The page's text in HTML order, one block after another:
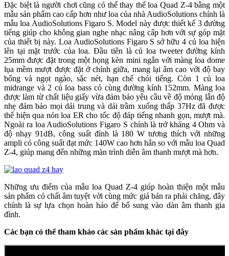
Đặc biệt là người chơi cũng có thể thay thế loa Quad Z-4 bằng một
mẫu sản phẩm cao cấp hơn như loa của nhà AudioSolutions chính là
mẫu loa AudioSolutions Figaro S. Model này được thiết kế 3 đường
tiếng giúp cho không gian nghe nhạc nâng cấp hơn với sự góp mặt
của thiết bị này. Loa AudioSolutions Figaro S sở hữu 4 củ loa hiện
lên tại mặt trước của loa. Đầu tiên là củ loa tweeter đường kính
25mm được đặt trong một họng kèn mini ngắn với màng loa dome
lụa mềm mượt được đặt ở chính giữa, mang lại âm cao với độ bay
bổng và ngọt ngào, sắc nét, hạn chế chói tiếng. Còn 1 củ loa
midrange và 2 củ loa bass có cùng đường kính 152mm. Màng loa
được làm từ chất liệu giấy vừa đảm bảo yêu cầu về độ mỏng lẫn độ
nhẹ đảm bảo mọi dải trung và dải trầm xuống thấp 37Hz đã được
thể hiện qua nón loa ER cho tốc độ đáp tiếng nhanh gọn, mượt mà.
Ngoài ra loa AudioSolutions Figaro S chính là trở kháng 4 Ohm và
độ nhạy 91dB, công suất đỉnh là 180 W tương thích với những
ampli có công suất đạt mức 140W cao hơn hẳn so với mẫu loa Quad
Z-4, giúp mang đến những màn trình diễn âm thanh mượt mà hơn.
Những ưu điểm của mẫu loa Quad Z-4 giúp hoàn thiện một mẫu
sản phẩm có chất âm tuyệt vời cùng mức giá bán ra phải chăng, đây
chính là sự lựa chọn hoàn hảo để bổ sung vào dàn âm thanh gia
đình.
Các bạn có thể tham khảo các sản phẩm khác tại đây